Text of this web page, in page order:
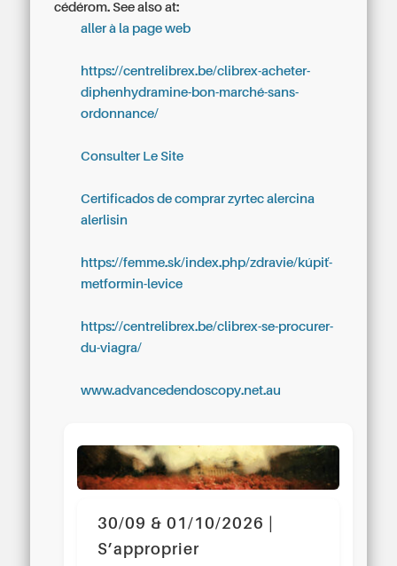
cédérom. See also at:
aller à la page web
https://centrelibrex.be/clibrex-acheter-
diphenhydramine-bon-marché-sans-
ordonnance/
Consulter Le Site
Certificados de comprar zyrtec alercina
alerlisin
https://femme.sk/index.php/zdravie/kúpiť-
metformin-levice
https://centrelibrex.be/clibrex-se-procurer-
du-viagra/
www.advancedendoscopy.net.au
30/09 & 01/10/2026 |
S’approprier